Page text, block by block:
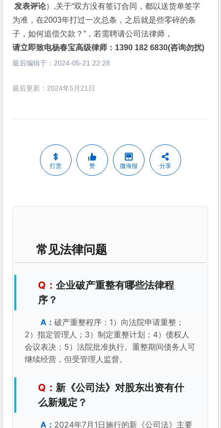
发表评论）,关于“双方没有签订合同，都以送货单签字
为准，在2003年打过一次总条，之后就是些零碎的条
子，如何追偿欠款？”，若需聘请公司法律师，
请立即致电杨春宝高级律师：1390 182 6830(咨询勿扰)
最后编辑于： 2024-05-21 22:28
最后更新：2024年5月21日
打赏 赞 微海报 分享
常见法律问题
企业破产重整有哪些法律程
序？
破产重整程序：1）向法院申请重整；
2）指定管理人；3）制定重整计划；4）债权人
会议表决；5）法院批准执行。重整期间债务人可
继续经营，但受管理人监督。
新《公司法》对股东出资有什
么新规定？
2024年7月1日施行的新《公司法》主要